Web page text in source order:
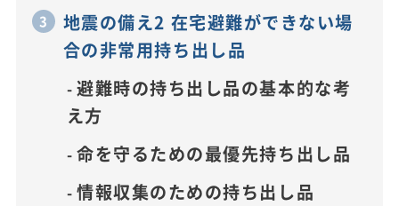
地震の備え2 在宅避難ができない場
合の非常用持ち出し品
避難時の持ち出し品の基本的な考
え方
命を守るための最優先持ち出し品
情報収集のための持ち出し品